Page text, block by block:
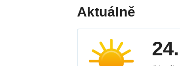
Aktuálně